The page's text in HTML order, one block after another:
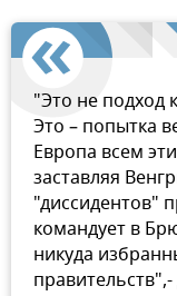
"Это не
Это – попытка
Европа всем
заставляя
"диссидентов"
командует в
никуда